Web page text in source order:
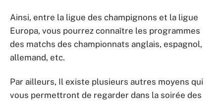
Ainsi, entre la ligue des champignons et la ligue
Europa, vous pourrez connaître les programmes
des matchs des championnats anglais, espagnol,
allemand, etc.
Par ailleurs, Il existe plusieurs autres moyens qui
vous permettront de regarder dans la soirée des